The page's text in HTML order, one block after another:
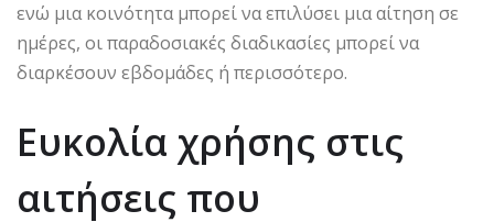
ενώ μια κοινότητα μπορεί να επιλύσει μια αίτηση σε
ημέρες, οι παραδοσιακές διαδικασίες μπορεί να
διαρκέσουν εβδομάδες ή περισσότερο.
Ευκολία χρήσης στις
αιτήσεις που